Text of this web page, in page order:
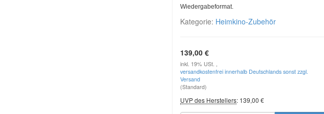
Wiedergabeformat.
Kategorie: Heimkino-Zubehör
139,00 €
inkl. 19% USt. ,
versandkostenfrei innerhalb Deutschlands sonst zzgl.
Versand
(Standard)
UVP des Herstellers: 139,00 €